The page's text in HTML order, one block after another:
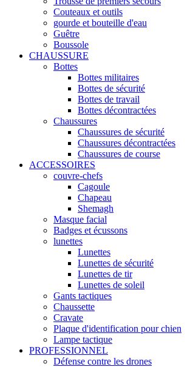
Couteaux et outils
gourde et bouteille d'eau
Guêtre
Boussole
CHAUSSURE
Bottes
Bottes militaires
Bottes de sécurité
Bottes de travail
Bottes décontractées
Chaussures
Chaussures de sécurité
Chaussures décontractées
Chaussures de course
ACCESSOIRES
couvre-chefs
Cagoule
Chapeau
Shemagh
Masque facial
Badges et écussons
lunettes
Lunettes
Lunettes de sécurité
Lunettes de tir
Lunettes de soleil
Gants tactiques
Chaussette
Cravate
Plaque d'identification pour chien
Lampe tactique
PROFESSIONNEL
Défense contre les drones